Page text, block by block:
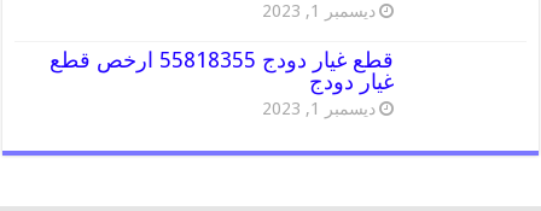
ديسمبر 1, 2023
قطع غيار دودج 55818355 ارخص قطع
غيار دودج
ديسمبر 1, 2023